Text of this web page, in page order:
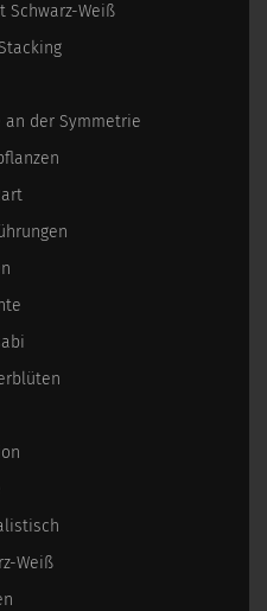
Schwarz-Weiß
an der Symmetrie
Weiß